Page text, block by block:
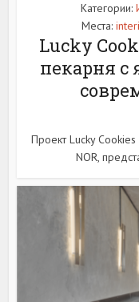
Категории:
Места:
Lucky
пекарня с
Проект Lucky
NOR,